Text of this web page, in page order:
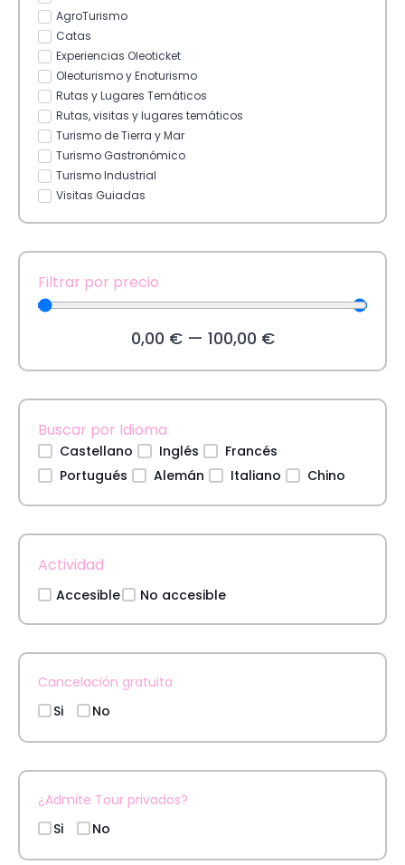
AgroTurismo
Catas
Experiencias Oleoticket
Oleoturismo y Enoturismo
Rutas y Lugares Temáticos
Rutas, visitas y lugares temáticos
Turismo de Tierra y Mar
Turismo Gastronómico
Turismo Industrial
Visitas Guiadas
Filtrar por precio
0,00 €— 100,00 €
Buscar por Idioma
Castellano Inglés
Francés
Portugués
Alemán Italiano Chino
Actividad
Accesible No accesible
Cancelación gratuita
Si
No
¿Admite Tour privados?
Si
No